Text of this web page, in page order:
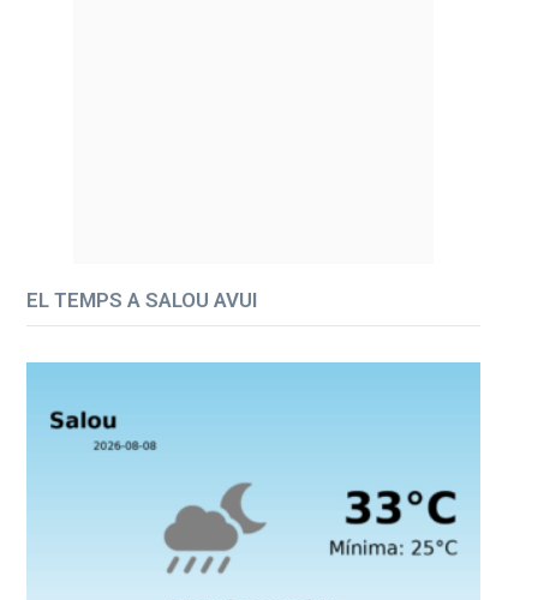
EL TEMPS A SALOU AVUI